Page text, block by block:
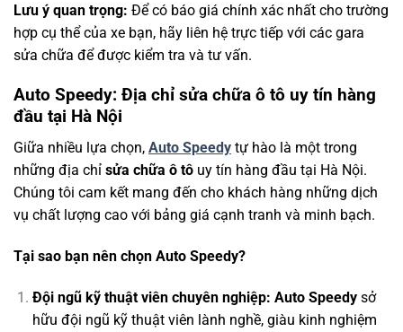
Lưu ý quan trọng: Để có báo giá chính xác nhất cho trường
hợp cụ thể của xe bạn, hãy liên hệ trực tiếp với các gara
sửa chữa để được kiểm tra và tư vấn.
Auto Speedy: Địa chỉ sửa chữa ô tô uy tín hàng
đầu tại Hà Nội
Giữa nhiều lựa chọn, Auto Speedy tự hào là một trong
những địa chỉ sửa chữa ô tô uy tín hàng đầu tại Hà Nội.
Chúng tôi cam kết mang đến cho khách hàng những dịch
vụ chất lượng cao với bảng giá cạnh tranh và minh bạch.
Tại sao bạn nên chọn Auto Speedy?
Đội ngũ kỹ thuật viên chuyên nghiệp: Auto Speedysở
hữu đội ngũ kỹ thuật viên lành nghề, giàu kinh nghiệm